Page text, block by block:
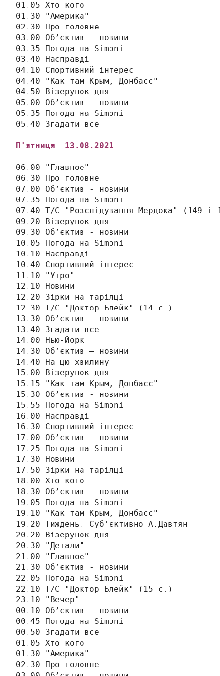
01.05 Хто кого
01.30 "Америка"
02.30 Про головне
03.00 Об’єктив - новини
03.35 Погода на Simonі
03.40 Насправді
04.10 Спортивний інтерес
04.40 "Как там Крым, Донбасс"
04.50 Візерунок дня
05.00 Об’єктив - новини
05.35 Погода на Simonі
П'ятниця 13 .08.2021
06.00 "Главное"
06.30 Про головне
07.00 Об’єктив - новини
07.35 Погода на Simonі
07.40 Т/С "Розслідування Мердока" (149 і
09.20 Візерунок дня
09.30 Об’єктив - новини
10.05 Погода на Simonі
10.10 Насправді
10.40 Спортивний інтерес
11.10 "Утро"
12.10 Новини
12.20 Зірки на тарілці
12.30 Т/С "Доктор Блейк" (14 с.)
13.30 Об’єктив – новини
13.40 Згадати все
14.00 Нью-Йорк
14.30 Об’єктив – новини
14.40 На цю хвилину
15.00 Візерунок дня
15.15 "Как там Крым, Донбасс"
15.30 Об’єктив - новини
15.55 Погода на Simonі
16.00 Насправді
16.30 Спортивний інтерес
17.00 Об’єктив - новини
17.25 Погода на Simonі
17.30 Новини
17.50 Зірки на тарілці
18.00 Хто кого
18.30 Об’єктив - новини
19.05 Погода на Simonі
19.10 "Как там Крым, Донбасс"
19.20 Тиждень. Суб'єктивно А.Давтян
20.20 Візерунок дня
20.30 "Детали"
21.00 "Главное"
21.30 Об’єктив - новини
22.05 Погода на Simonі
22.10 Т/С "Доктор Блейк" (15 с.)
23.10 "Вечер"
00.10 Об’єктив - новини
00.45 Погода на Simonі
00.50 Згадати все
01.05 Хто кого
01.30 "Америка"
02.30 Про головне